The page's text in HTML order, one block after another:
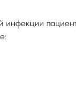
инфекции